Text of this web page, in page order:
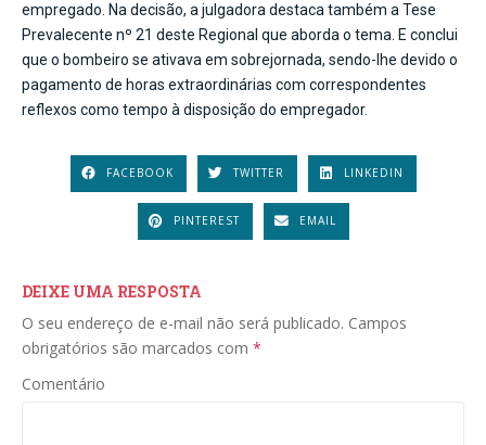
empregado. Na decisão, a julgadora destaca também a Tese
Prevalecente nº 21 deste Regional que aborda o tema. E conclui
que o bombeiro se ativava em sobrejornada, sendo-lhe devido o
pagamento de horas extraordinárias com correspondentes
reflexos como tempo à disposição do empregador.
FACEBOOK TWITTER LINKEDIN
PINTEREST EMAIL
DEIXE UMA RESPOSTA
O seu endereço de e-mail não será publicado. Campos
obrigatórios são marcados com *
Comentário